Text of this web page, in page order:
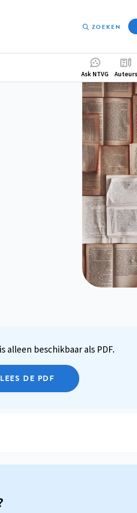
ZOEKEN
menu
Ask NTVG Auteurs
alleen beschikbaar als PDF.
LEES DE PDF